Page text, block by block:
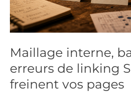
Maillage interne,
erreurs de linking
freinent vos pages
SEO
qui
vos
pages